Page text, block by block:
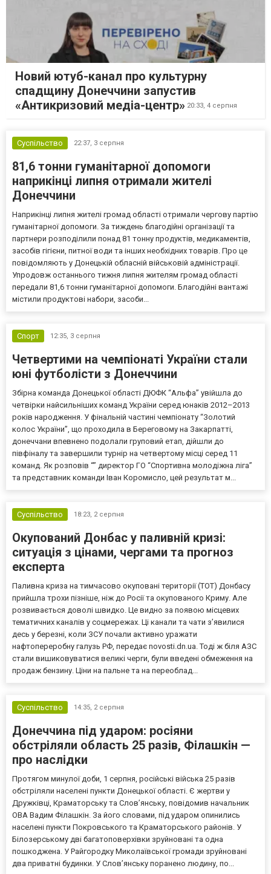
Новий ютуб-канал про культурну
спадщину Донеччини запустив
«Антикризовий медіа-центр» 20:33, 4 серпня
Суспільство 22:37, 3 серпня
81,6 тонни гуманітарної допомоги
наприкінці липня отримали жителі
Донеччини
Наприкінці липня жителі громад області отримали чергову партію
гуманітарної допомоги. За тиждень благодійні організації та
партнери розподілили понад 81 тонну продуктів, медикаментів,
засобів гігієни, питної води та інших необхідних товарів. Про це
повідомляють у Донецькій обласній військовій адміністрації.
Упродовж останнього тижня липня жителям громад області
передали 81,6 тонни гуманітарної допомоги. Благодійні вантажі
містили продуктові набори, засоби...
Спорт 12:35, 3 серпня
Четвертими на чемпіонаті України стали
юні футболісти з Донеччини
Збірна команда Донецької області ДЮФК “Альфа” увійшла до
четвірки найсильніших команд України серед юнаків 2012–2013
років народження. У фінальній частині чемпіонату “Золотий
колос України”, що проходила в Береговому на Закарпатті,
донеччани впевнено подолали груповий етап, дійшли до
півфіналу та завершили турнір на четвертому місці серед 11
команд. Як розповів “” директор ГО “Спортивна молодіжна ліга”
та представник команди Іван Коромисло, цей результат м...
Суспільство 18:23, 2 серпня
Окупований Донбас у паливній кризі:
ситуація з цінами, чергами та прогноз
експерта
Паливна криза на тимчасово окуповані території (ТОТ) Донбасу
прийшла трохи пізніше, ніж до Росії та окупованого Криму. Але
розвивається доволі швидко. Це видно за появою місцевих
тематичних каналів у соцмережах. Ці канали та чати з’явилися
десь у березні, коли ЗСУ почали активно уражати
нафтопереробну галузь РФ, передає novosti.dn.ua. Тоді ж біля АЗС
стали вишиковуватися великі черги, були введені обмеження на
продаж бензину. Ціни на пальне та на переоблад...
Суспільство 14:35, 2 серпня
Донеччина під ударом: росіяни
обстріляли область 25 разів, Філашкін —
про наслідки
Протягом минулої доби, 1 серпня, російські війська 25 разів
обстріляли населені пункти Донецької області. Є жертви у
Дружківці, Краматорську та Слов’янську, повідомив начальник
ОВА Вадим Філашкін. За його словами, під ударом опинились
населені пункти Покровського та Краматорського районів. У
Білозерському дві багатоповерхівки зруйновані та одна
пошкоджена. У Райгородку Миколаївської громади зруйновані
два приватні будинки. У Слов’янську поранено людину, по...